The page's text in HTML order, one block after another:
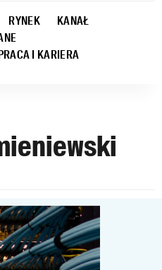
RYNEK
KANAŁ
I KARIERA